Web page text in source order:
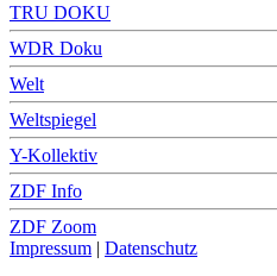
TRU DOKU
WDR Doku
Welt
Weltspiegel
Y-Kollektiv
ZDF Info
ZDF Zoom
Impressum | Datenschutz